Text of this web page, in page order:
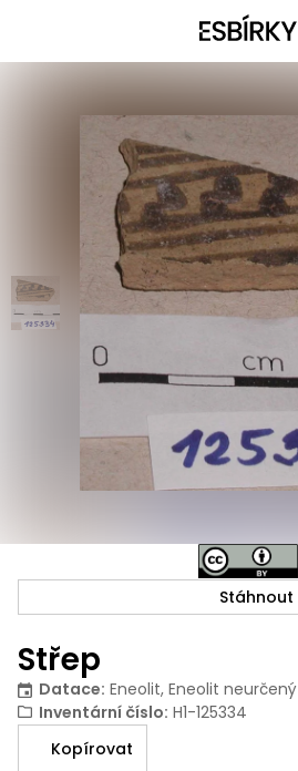
Střep
Datace: Eneolit, Eneolit neurčený
Inventární číslo: H1-125334
Kopírovat
Stáhnout